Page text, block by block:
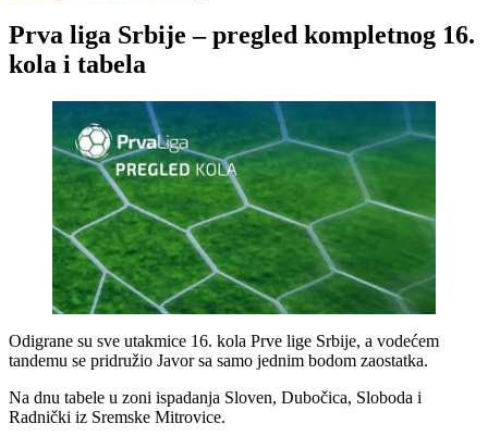
Prva liga Srbije – pregled kompletnog 16.
kola i tabela
Odigrane su sve utakmice 16. kola Prve lige Srbije, a vodećem
tandemu se pridružio Javor sa samo jednim bodom zaostatka.
Na dnu tabele u zoni ispadanja Sloven, Dubočica, Sloboda i
Radnički iz Sremske Mitrovice.